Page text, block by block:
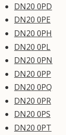
DN20 0PD
DN20 0PE
DN20 0PH
DN20 0PL
DN20 0PN
DN20 0PP
DN20 0PQ
DN20 0PR
DN20 0PS
DN20 0PT